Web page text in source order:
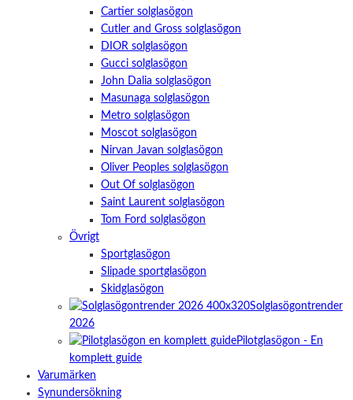
Cartier solglasögon
Cutler and Gross solglasögon
DIOR solglasögon
Gucci solglasögon
John Dalia solglasögon
Masunaga solglasögon
Metro solglasögon
Moscot solglasögon
Nirvan Javan solglasögon
Oliver Peoples solglasögon
Out Of solglasögon
Saint Laurent solglasögon
Tom Ford solglasögon
Övrigt
Sportglasögon
Slipade sportglasögon
Skidglasögon
Solglasögontrender
2026
Pilotglasögon - En
komplett guide
Varumärken
Synundersökning